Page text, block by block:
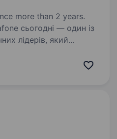
more than 2 years.
лідерів, який